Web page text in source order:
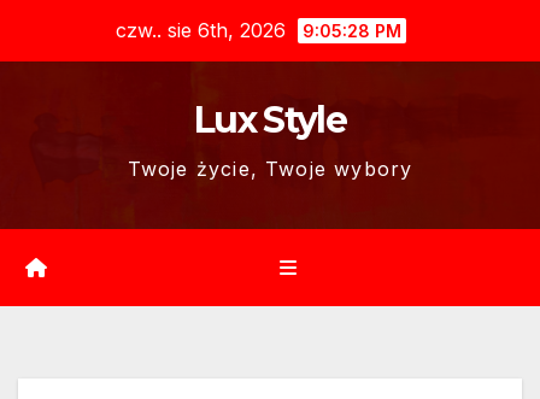
czw.. sie 6th, 2026 9:05:29 PM
Lux Style
Twoje życie, Twoje wybory